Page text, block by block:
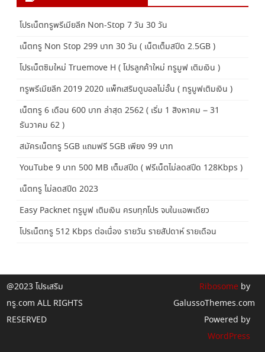
โปรเน็ตทรูพรีเมียลีก Non-Stop 7 วัน 30 วัน
เน็ตทรู Non Stop 299 บาท 30 วัน ( เน็ตเต็มสปีด 2.5GB )
โปรเน็ตซิมใหม่ Truemove H ( โปรลูกค้าใหม่ ทรูมูฟ เติมเงิน )
ทรูพรีเมียลีก 2019 2020 แพ็กเสริมดูบอลไม่อั้น ( ทรูมูฟเติมเงิน )
เน็ตทรู 6 เดือน 600 บาท ล่าสุด 2562 ( เริ่ม 1 สิงหาคม – 31
ธันวาคม 62 )
สมัครเน็ตทรู 5GB แถมฟรี 5GB เพียง 99 บาท
YouTube 9 บาท 500 MB เต็มสปีด ( ฟรีเน็ตไม่ลดสปีด 128Kbps )
เน็ตทรู ไม่ลดสปีด 2023
Easy Packnet ทรูมูฟ เติมเงิน ครบทุกโปร จบในแอพเดียว
โปรเน็ตทรู 512 Kbps ต่อเนื่อง รายวัน รายสัปดาห์ รายเดือน
@2023 โปรเสริม
ทรู.com ALL RIGHTS
RESERVED
Ribosomeby
GalussoThemes.com
Powered by
WordPress